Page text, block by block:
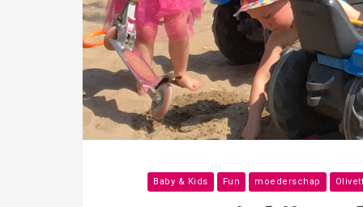
Baby & Kids Fun moederschap